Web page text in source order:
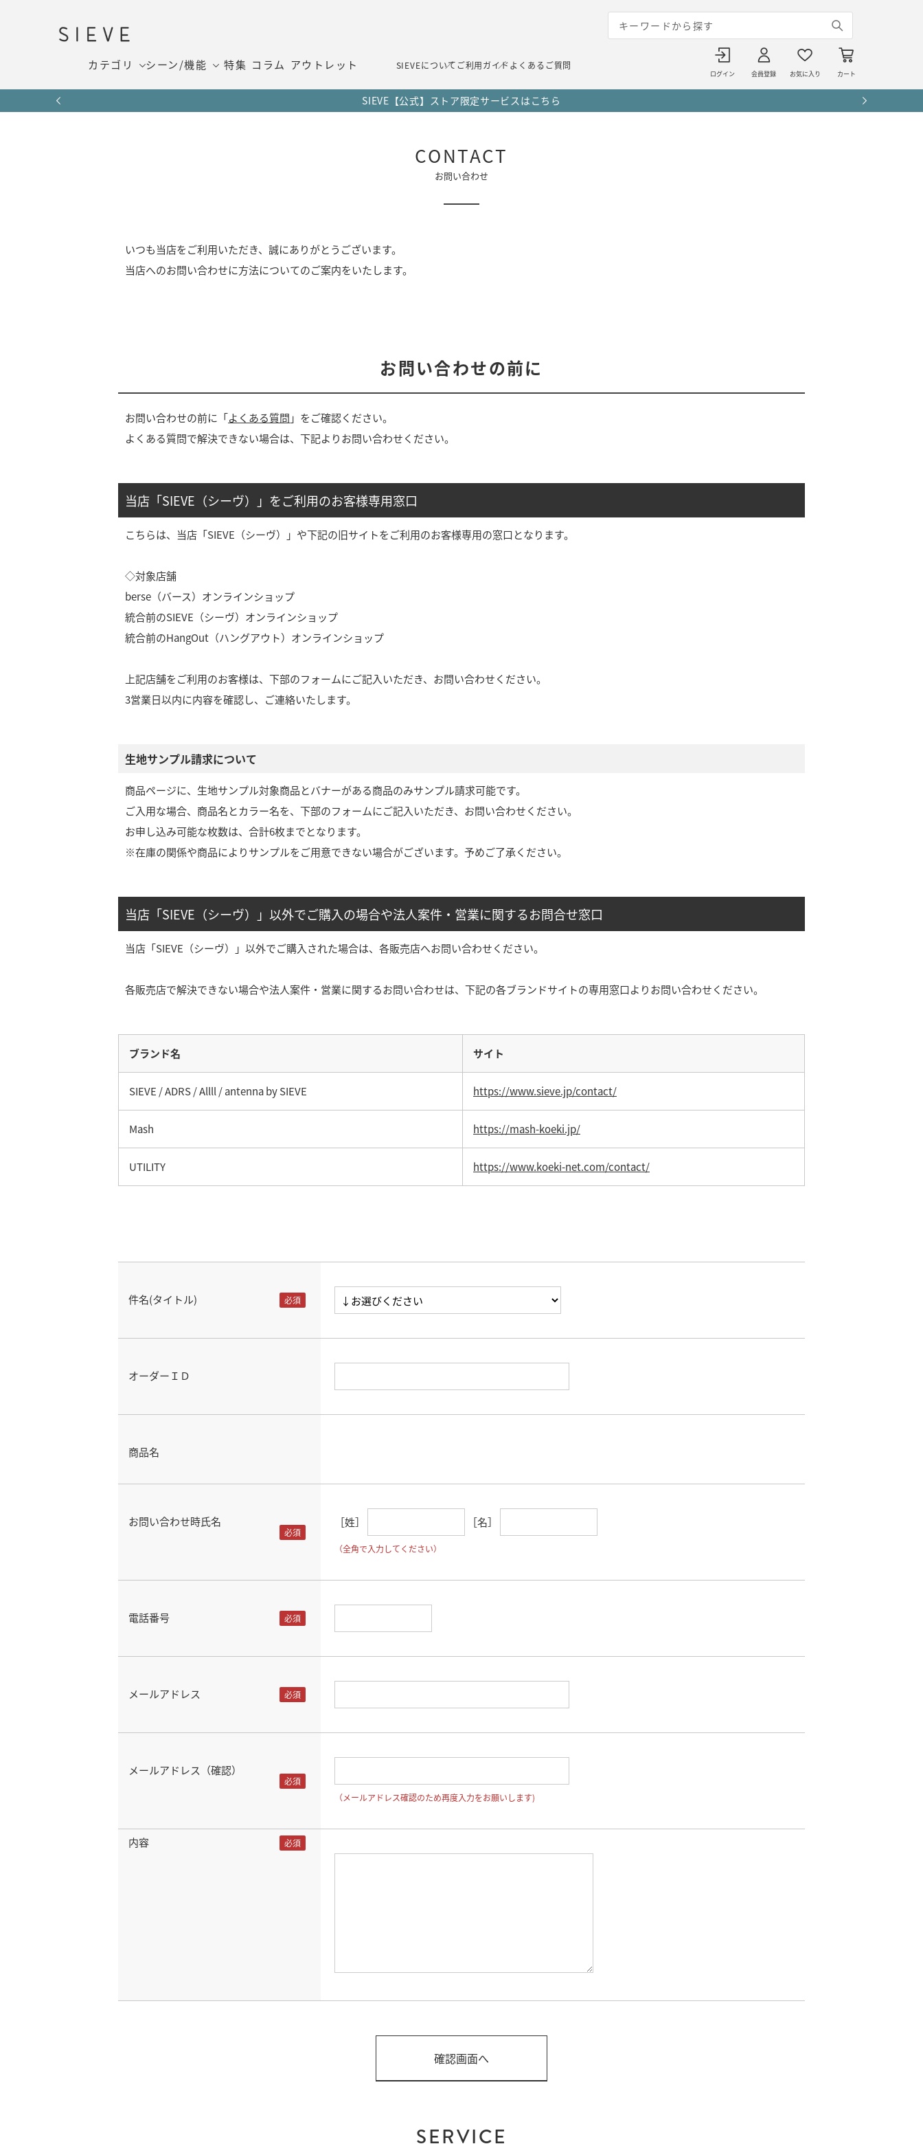
カテゴリ シーン/機能 特集 コラム アウトレット SIEVEについて ご利用ガイドよくあるご質問
ログイン 会員登録 お気に入り カート
SIEVE【公式】ストア限定サービスはこちら
CONTACT
お問い合わせ
いつも当店をご利用いただき、誠にありがとうございます。
当店へのお問い合わせに方法についてのご案内をいたします。
お問い合わせの前に
お問い合わせの前に「よくある質問 」をご確認ください。
よくある質問で解決できない場合は、下記よりお問い合わせください。
当店「SIEVE（シーヴ）」をご利用のお客様専用窓口
こちらは、当店「SIEVE（シーヴ）」や下記の旧サイトをご利用のお客様専用の窓口となります。
◇対象店舗
berse（バース）オンラインショップ
統合前のSIEVE（シーヴ）オンラインショップ
統合前のHangOut（ハングアウト）オンラインショップ
上記店舗をご利用のお客様は、下部のフォームにご記入いただき、お問い合わせください。
3営業日以内に内容を確認し、ご連絡いたします。
生地サンプル請求について
商品ページに、生地サンプル対象商品とバナーがある商品のみサンプル請求可能です。
ご入用な場合、商品名とカラー名を、下部のフォームにご記入いただき、お問い合わせください。
お申し込み可能な枚数は、合計6枚までとなります。
※在庫の関係や商品によりサンプルをご用意できない場合がございます。予めご了承ください。
当店「SIEVE（シーヴ）」以外でご購入の場合や法人案件・営業に関するお問合せ窓口
当店「SIEVE（シーヴ）」以外でご購入された場合は、各販売店へお問い合わせください。
各販売店で解決できない場合や法人案件・営業に関するお問い合わせは、下記の各ブランドサイトの専用窓口よりお問い合わせください。
ブランド名 サイト
SIEVE / ADRS / Allll / antenna by SIEVE https://www.sieve.jp/contact/
Mash https://mash-koeki.jp/
UTILITY https://www.koeki-net.com/contact/
件名(タイトル)
オーダーＩＤ
商品名
お問い合わせ時氏名 ［姓］ ［名］
（全角で入力してください）
電話番号
メールアドレス
メールアドレス（確認）
（メールアドレス確認のため再度入力をお願いします)
内容
SERVICE